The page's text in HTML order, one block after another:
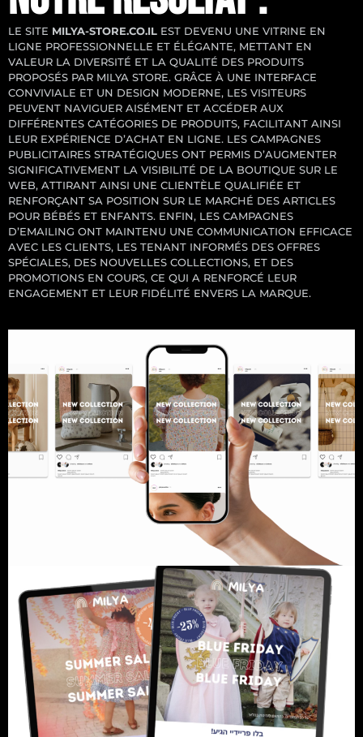
LE SITE MILYA-STORE.CO.IL EST DEVENU UNE VITRINE EN
LIGNE PROFESSIONNELLE ET ÉLÉGANTE, METTANT EN
VALEUR LA DIVERSITÉ ET LA QUALITÉ DES PRODUITS
PROPOSÉS PAR MILYA STORE. GRÂCE À UNE INTERFACE
CONVIVIALE ET UN DESIGN MODERNE, LES VISITEURS
PEUVENT NAVIGUER AISÉMENT ET ACCÉDER AUX
DIFFÉRENTES CATÉGORIES DE PRODUITS, FACILITANT AINSI
LEUR EXPÉRIENCE D’ACHAT EN LIGNE. LES CAMPAGNES
PUBLICITAIRES STRATÉGIQUES ONT PERMIS D’AUGMENTER
SIGNIFICATIVEMENT LA VISIBILITÉ DE LA BOUTIQUE SUR LE
WEB, ATTIRANT AINSI UNE CLIENTÈLE QUALIFIÉE ET
RENFORÇANT SA POSITION SUR LE MARCHÉ DES ARTICLES
POUR BÉBÉS ET ENFANTS. ENFIN, LES CAMPAGNES
D’EMAILING ONT MAINTENU UNE COMMUNICATION EFFICACE
AVEC LES CLIENTS, LES TENANT INFORMÉS DES OFFRES
SPÉCIALES, DES NOUVELLES COLLECTIONS, ET DES
PROMOTIONS EN COURS, CE QUI A RENFORCÉ LEUR
ENGAGEMENT ET LEUR FIDÉLITÉ ENVERS LA MARQUE.